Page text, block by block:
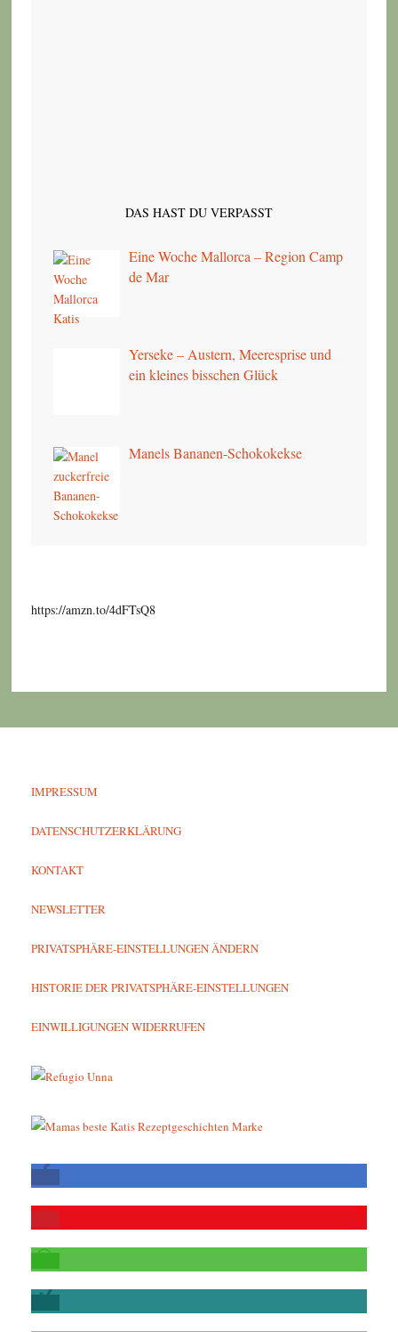
DAS HAST DU VERPASST
Eine Woche Mallorca – Region Camp
de Mar
Yerseke – Austern, Meeresprise und
ein kleines bisschen Glück
Manels Bananen-Schokokekse
https://amzn.to/4dFTsQ8
IMPRESSUM
DATENSCHUTZERKLÄRUNG
KONTAKT
NEWSLETTER
PRIVATSPHÄRE-EINSTELLUNGEN ÄNDERN
HISTORIE DER PRIVATSPHÄRE-EINSTELLUNGEN
EINWILLIGUNGEN WIDERRUFEN